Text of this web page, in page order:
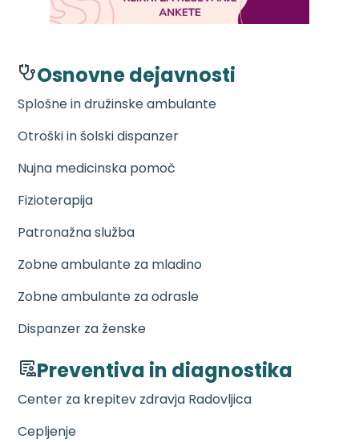
Osnovne dejavnosti
Splošne in družinske ambulante
Otroški in šolski dispanzer
Nujna medicinska pomoč
Fizioterapija
Patronažna služba
Zobne ambulante za mladino
Zobne ambulante za odrasle
Dispanzer za ženske
Preventiva in diagnostika
Center za krepitev zdravja Radovljica
Cepljenje